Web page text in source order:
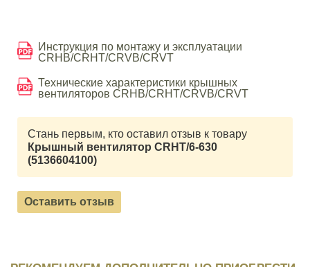
Инструкция по монтажу и эксплуатации
CRHB/CRHT/CRVB/CRVT
Технические характеристики крышных
вентиляторов CRHB/CRHT/CRVB/CRVT
Стань первым, кто оставил отзыв к товару
Крышный вентилятор CRHT/6-630
(5136604100)
Оставить отзыв